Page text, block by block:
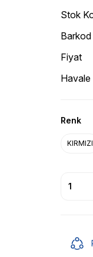
Stok
Fiyat
Havale
Renk
KIRMIZI